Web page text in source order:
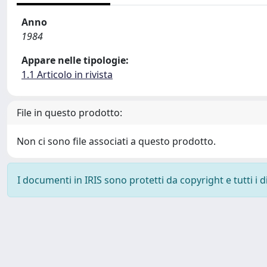
Anno
1984
Appare nelle tipologie:
1.1 Articolo in rivista
File in questo prodotto:
Non ci sono file associati a questo prodotto.
I documenti in IRIS sono protetti da copyright e tutti i